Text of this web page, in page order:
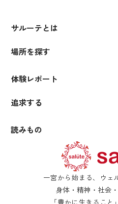
一宮から始まる、ウェ
身体・精神・社会
サルーテとは
場所を探す
体験レポート
追求する
読みもの